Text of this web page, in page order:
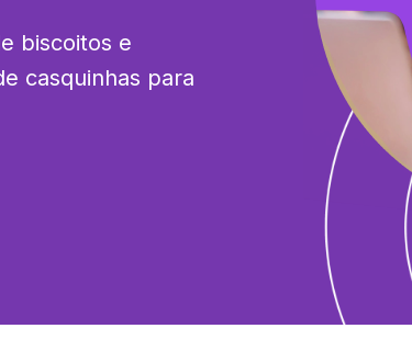
biscoitos e
casquinhas para